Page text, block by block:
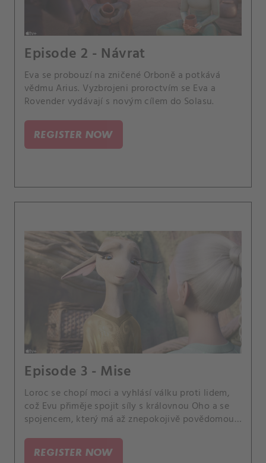
Episode 2 - Návrat
Eva se probouzí na zničené Orboně a potkává
vědmu Arius. Vyzbrojeni proroctvím se Eva a
Rovender vydávají s novým cílem do Solasu.
REGISTER NOW
Episode 3 - Mise
Loroc se chopí moci a vyhlásí válku proti lidem,
což Evu přiměje spojit síly s královnou Oho a se
spojencem, který má až znepokojivě povědomou
REGISTER NOW